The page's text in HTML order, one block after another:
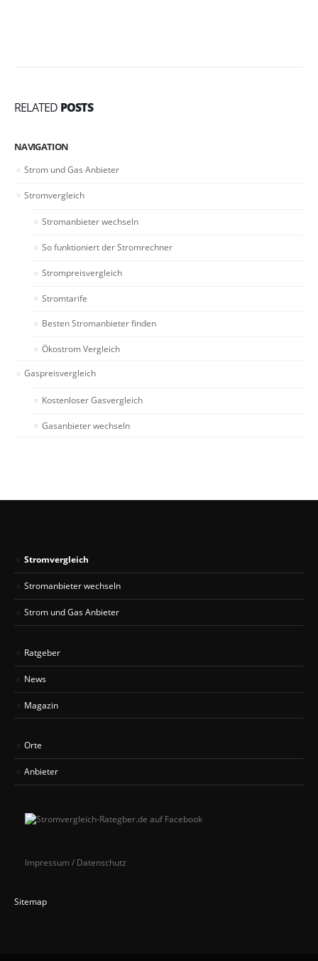
RELATED POSTS
NAVIGATION
Strom und Gas Anbieter
Stromvergleich
Stromanbieter wechseln
So funktioniert der Stromrechner
Strompreisvergleich
Stromtarife
Besten Stromanbieter finden
Ökostrom Vergleich
Gaspreisvergleich
Kostenloser Gasvergleich
Gasanbieter wechseln
Stromvergleich
Stromanbieter wechseln
Strom und Gas Anbieter
Ratgeber
News
Magazin
Orte
Anbieter
Impressum / Datenschutz
Sitemap